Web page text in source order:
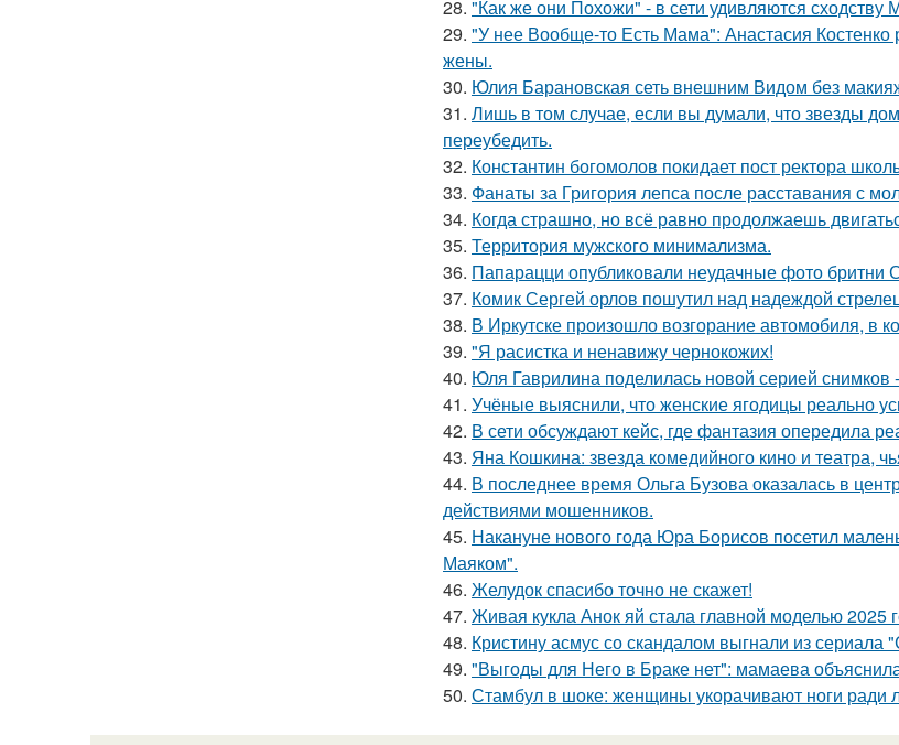
28. "Как же они Похожи" - в сети удивляются
29. "У нее Вообще-то Есть Мама": Анастасия
жены.
30. Юлия Барановская сеть внешним Видом без
31. Лишь в том случае, если вы думали, что звезды
переубедить.
32. Константин богомолов покидает пост ректора
33. Фанаты за Григория лепса после расставания с
34. Когда страшно, но всё равно продолжаешь
35. Территория мужского минимализма.
36. Папарацци опубликовали неудачные фото бритни
37. Комик Сергей орлов пошутил над надеждой
38. В Иркутске произошло возгорание автомобиля, в
39. "Я расистка и ненавижу чернокожих!
40. Юля Гаврилина поделилась новой серией снимков
41. Учёные выяснили, что женские ягодицы реально
42. В сети обсуждают кейс, где фантазия опередила
43. Яна Кошкина: звезда комедийного кино и театра,
44. В последнее время Ольга Бузова оказалась в
действиями мошенников.
45. Накануне нового года Юра Борисов посетил
Маяком".
46. Желудок спасибо точно не скажет!
47. Живая кукла Анок яй стала главной моделью 2025
48. Кристину асмус со скандалом выгнали из
49. "Выгоды для Него в Браке нет": мамаева
50. Стамбул в шоке: женщины укорачивают ноги ради